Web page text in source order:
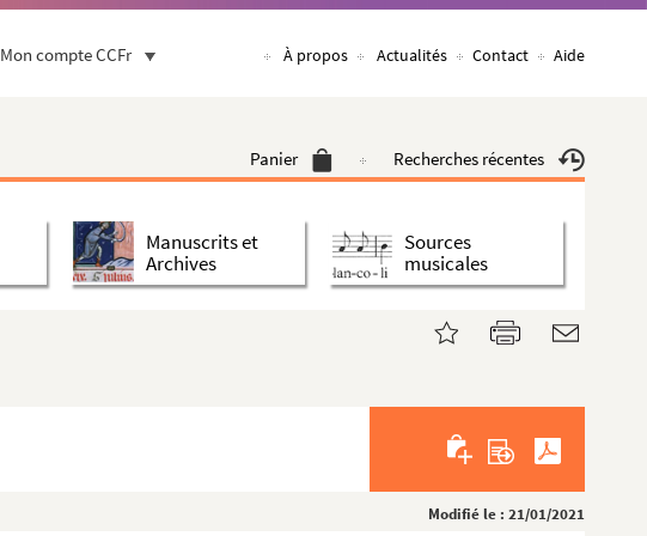
Mon compte CCFr À propos Actualités Contact Aide
Panier Recherches récentes
Manuscrits et
Archives
Sources
musicales
Modifié le : 21/01/2021